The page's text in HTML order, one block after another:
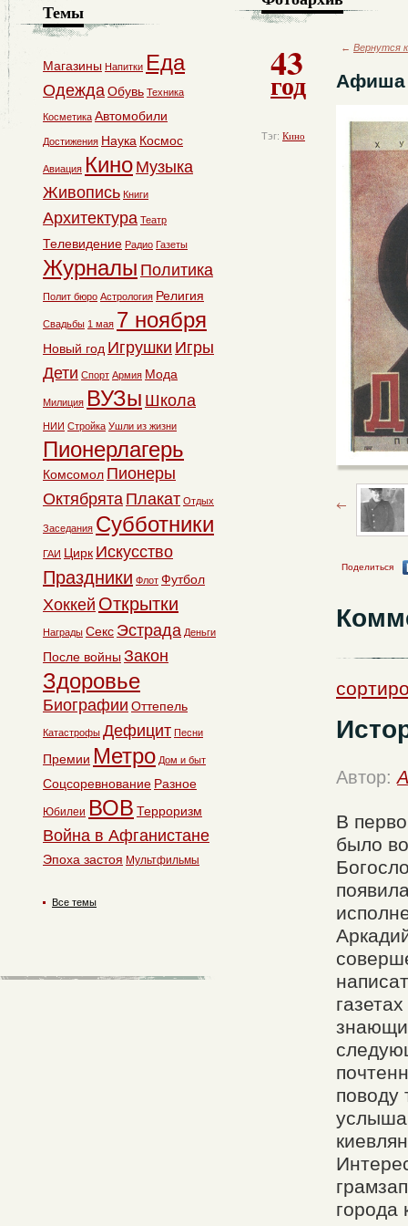
43
год
Тэг: Кино
← Вернутся
Афиша
Поделиться
Автор:
В
было
поводу
города
Темы
Магазины Напитки Еда
ОдеждаОбувь Техника
Косметика Автомобили
Достижения Наука Космос
Авиация Кино Музыка
Живопись Книги
Архитектура Театр
Телевидение Радио Газеты
Журналы Политика
Полит бюро Астрология Религия
Свадьбы 1 мая 7 ноября
Новый год Игрушки Игры
Дети Спорт Армия Мода
Милиция ВУЗы Школа
НИИ Стройка Ушли из жизни
Пионерлагерь
Комсомол Пионеры
Октябрята Плакат Отдых
Заседания Субботники
ГАИ Цирк Искусство
Праздники Флот Футбол
Хоккей Открытки
Награды Секс Эстрада Деньги
После войны Закон
Здоровье
Биографии Оттепель
Катастрофы Дефицит Песни
Премии Метро Дом и быт
Соцсоревнование Разное
Юбилеи ВОВ Терроризм
Война в Афганистане
Эпоха застоя Мультфильмы
Все темы